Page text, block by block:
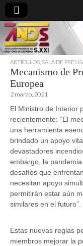
ARTÍCULOS SALA DE
Mecanismo de
Europea
2 marzo, 2021
El Ministro de Interior
recientemente: “El
una herramienta
brindado un apoyo
devastadores
embargo, la
desafíos que
necesitan apoyo
permitirán estar aún
similares en el futuro”.
Estas nuevas reglas
miembros mejorar la